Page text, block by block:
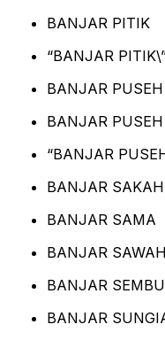
BANJAR PITIK
“BANJAR
BANJAR PUSEH
BANJAR
“BANJAR
BANJAR SAKAH
BANJAR SAMA
BANJAR SAWAH
BANJAR
BANJAR